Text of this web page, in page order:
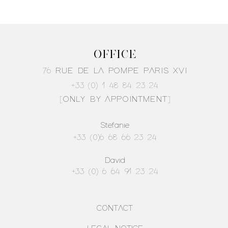
OFFICE
76 RUE DE LA POMPE PARIS XVI
+33 (0) 1 48 84 23 24
[ONLY BY APPOINTMENT]
Stefanie
+33 (0)6 68 66 23 24
David
+33 (0) 6 64 91 23 24
CONTACT